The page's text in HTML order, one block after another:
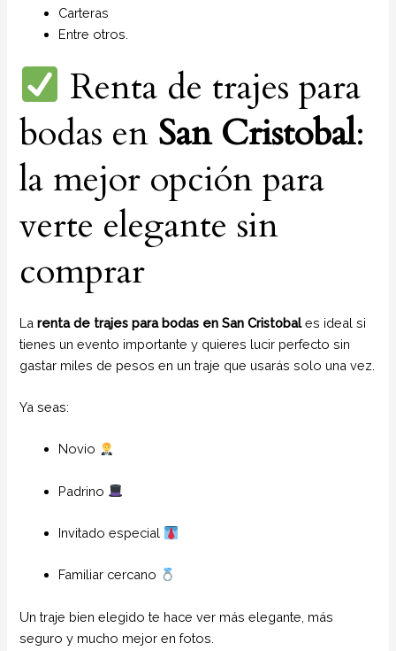
Carteras
Entre otros.
Renta de trajes para
bodas en San Cristobal:
la mejor opción para
verte elegante sin
comprar
Larenta de trajes para bodas en San Cristobales ideal si
tienes un evento importante y quieres lucir perfecto sin
gastar miles de pesos en un traje que usarás solo una vez.
Ya seas:
Novio
Padrino
Invitado especial
Familiar cercano
Un traje bien elegido te hace ver más elegante, más
seguro y mucho mejor en fotos.